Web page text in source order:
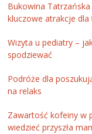
Bukowina
kluczowe atrakcje
Wizyta u pediatry –
spodziewać
Podróże dla
na relaks
Zawartość kofeiny w
wiedzieć przyszła